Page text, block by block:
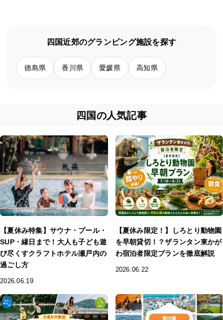
四国近郊のグランピング施設を探す
徳島県 香川県 愛媛県 高知県
四国の人気記事
【夏休み特集】サウナ・プール・
SUP・縁日まで！大人も子ども遊
び尽くすクラフトホテル瀬戸内の
過ごし方
2026.06.19
【夏休み限定！】しろとり動物園
を早朝貸切！？ザランタン東かが
わ宿泊者限定プランを徹底解説
2026.06.22